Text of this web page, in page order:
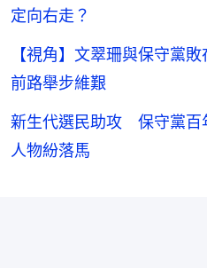
定向右走？
【視角】文翠珊與保守黨
前路舉步維艱
新生代選民助攻 保守黨
人物紛落馬